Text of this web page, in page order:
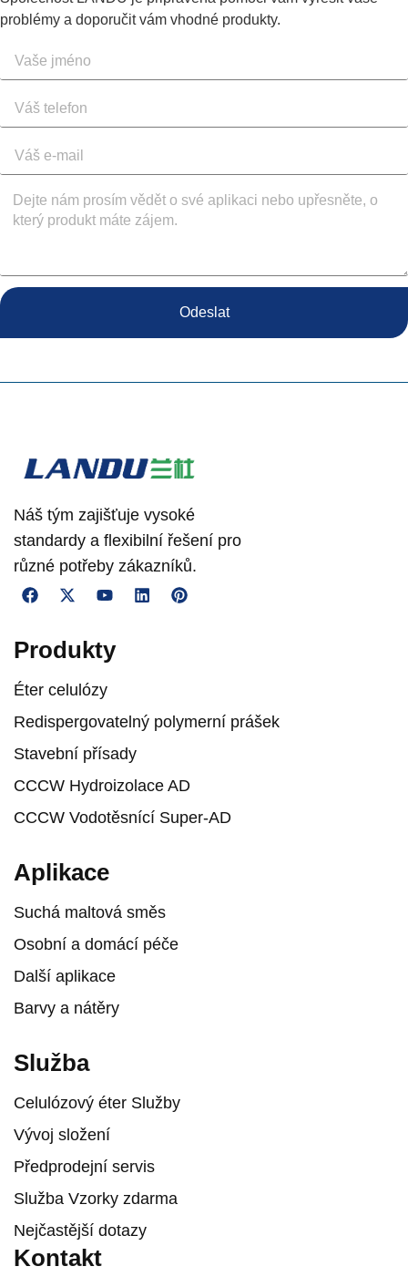
problémy a doporučit vám vhodné produkty.
Odeslat
Náš tým zajišťuje vysoké
standardy a flexibilní řešení pro
různé potřeby zákazníků.
Produkty
Éter celulózy
Redispergovatelný polymerní prášek
Stavební přísady
CCCW Hydroizolace AD
CCCW Vodotěsnící Super-AD
Aplikace
Suchá maltová směs
Osobní a domácí péče
Další aplikace
Barvy a nátěry
Služba
Celulózový éter Služby
Vývoj složení
Předprodejní servis
Služba Vzorky zdarma
Nejčastější dotazy
Kontakt